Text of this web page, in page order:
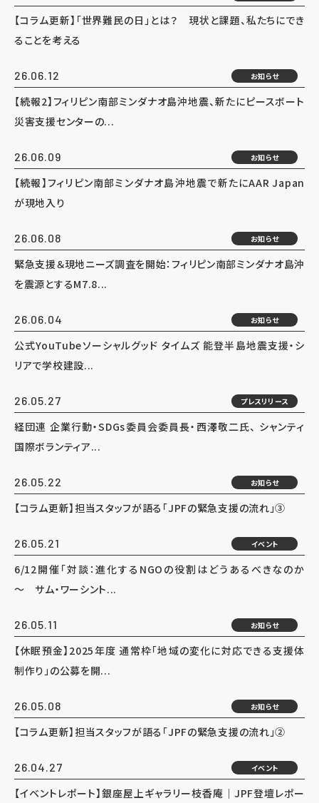
【コラム更新】「世界難民の日」とは？ 現状と課題、私たちにでき
ることを考える
26.06.12 お知らせ
【続報2】フィリピン南部ミンダナオ島沖地震、新たにピースボート
災害支援センターの...
26.06.09 お知らせ
【続報】フィリピン南部ミンダナオ島沖地震で新たにAAR Japan
が現地入り
26.06.08 お知らせ
緊急支援＆現地ニーズ調査を開始：フィリピン南部ミンダナオ島沖
を震源とするM7.8...
26.06.04 お知らせ
公式YouTubeソーシャルグッド タイムズ 能登半島地震支援・シ
リアで学校建設...
26.05.27 プレスリリース
経団連 企業行動・SDGs委員会委員長・西澤敬二氏、 シャンティ
国際ボランティア...
26.05.22 お知らせ
【コラム更新】担当スタッフが語る「JPFの緊急支援の流れ」③
26.05.21 イベント
6/12開催「対談：進化するNGOの役割はどうあるべきなのか
～ サム・ワーシント...
26.05.11 お知らせ
【休眠預金】2025年度 通常枠「地域の変化に対応できる支援体
制作り」の公募を開...
26.05.08 お知らせ
【コラム更新】担当スタッフが語る「JPFの緊急支援の流れ」②
26.04.27 イベント
【イベントレポート】銀座屋上ギャラリー枝香庵｜JPF登壇レポー